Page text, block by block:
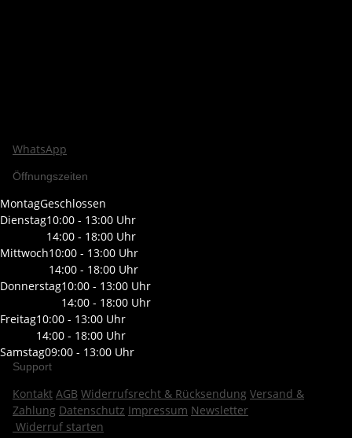
WhatsApp
Öffnungszeiten
MontagGeschlossen
Dienstag10:00 - 13:00 Uhr
14:00 - 18:00 Uhr
Mittwoch10:00 - 13:00 Uhr
14:00 - 18:00 Uhr
Donnerstag10:00 - 13:00 Uhr
14:00 - 18:00 Uhr
Freitag10:00 - 13:00 Uhr
14:00 - 18:00 Uhr
Samstag09:00 - 13:00 Uhr
Support
Kontakt AGB Widerrufsrecht & Rücksendung Versand &
Zahlung Datenschutz Impressum Newsletter
Widerruf starten